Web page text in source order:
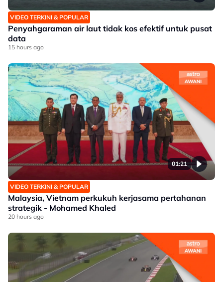
VIDEO TERKINI & POPULAR
Penyahgaraman air laut tidak kos efektif untuk pusat
data
15 hours ago
01:21
VIDEO TERKINI & POPULAR
Malaysia, Vietnam perkukuh kerjasama pertahanan
strategik - Mohamed Khaled
20 hours ago